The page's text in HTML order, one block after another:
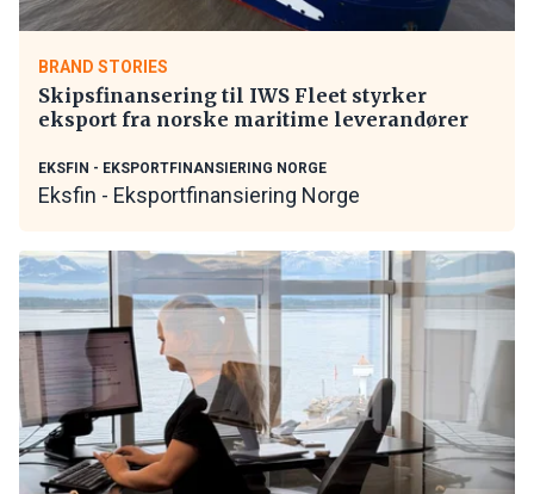
BRAND STORIES
Skipsfinansering til IWS Fleet styrker
eksport fra norske maritime leverandører
EKSFIN - EKSPORTFINANSIERING NORGE
Eksfin - Eksportfinansiering Norge